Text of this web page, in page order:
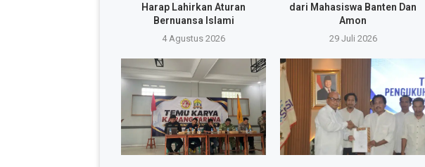
Harap Lahirkan Aturan
Bernuansa Islami
4 Agustus 2026
dari Mahasiswa Banten Dan
Amon
29 Juli 2026